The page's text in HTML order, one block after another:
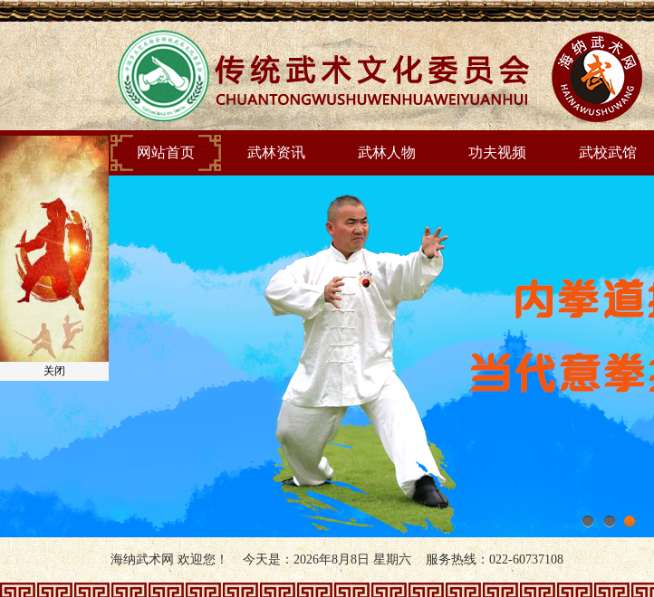
网站首页 武林资讯 武林人物 功夫视频 武校武馆
海纳武术网 欢迎您！ 今天是：2026年8月8日 星期六 服务热线：022-60737108
关闭